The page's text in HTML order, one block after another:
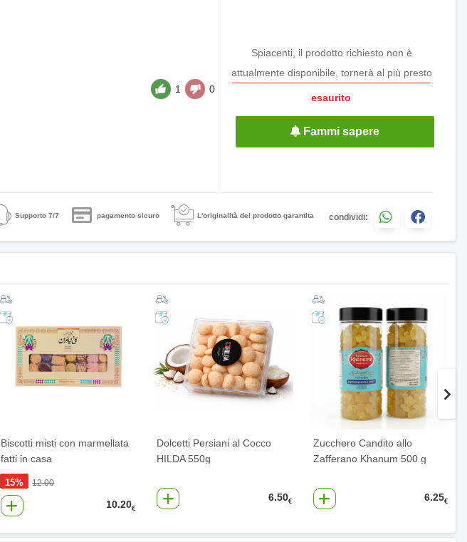
1 0
Spiacenti, il prodotto richiesto non è
attualmente disponibile, tornerà al più presto
esaurito
Fammi sapere
Supporto 7/7 pagamento sicuro L'originalità del prodotto garantita condividi:
Biscotti misti con marmellata
fatti in casa
15% 12.00
10.20€
Dolcetti Persiani al Cocco
HILDA 550g
6.50€
Zucchero Candito allo
Zafferano Khanum 500 g
6.25€